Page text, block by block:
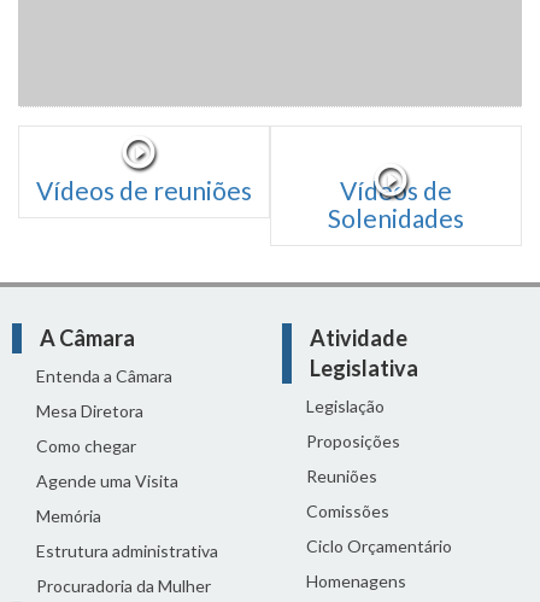
Vídeos de reuniões
Vídeos de
Solenidades
A Câmara
Entenda a Câmara
Mesa Diretora
Como chegar
Agende uma Visita
Memória
Estrutura administrativa
Procuradoria da Mulher
Atividade
Legislativa
Legislação
Proposições
Reuniões
Comissões
Ciclo Orçamentário
Homenagens